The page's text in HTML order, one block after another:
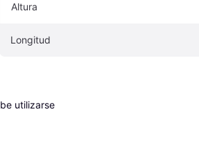
Altura
Longitud
utilizarse